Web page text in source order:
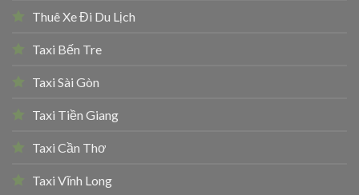
Thuê Xe Đi Du Lịch
Taxi Bến Tre
Taxi Sài Gòn
Taxi Tiền Giang
Taxi Cần Thơ
Taxi Vĩnh Long